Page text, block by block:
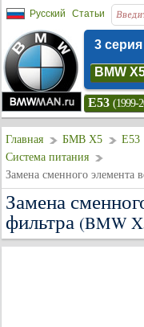
Русский Статьи
3 серия
BMW
E53 (1999-
Главная БМВ Х5 E53
Система питания
Замена сменного элемента
Замена
фильтра (BMW